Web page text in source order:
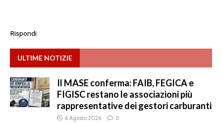
Rispondi
ULTIME NOTIZIE
Il MASE conferma: FAIB, FEGICA e
FIGISC restano le associazioni più
rappresentative dei gestori carburanti
6 Agosto 2026 0